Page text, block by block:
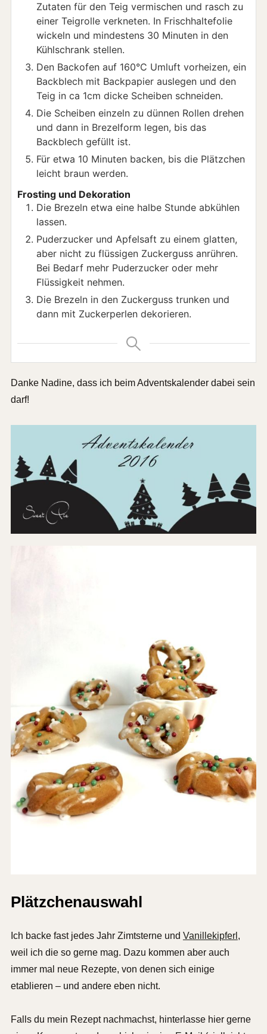
Zutaten für den Teig vermischen und rasch zu
einer Teigrolle verkneten. In Frischhaltefolie
wickeln und mindestens 30 Minuten in den
Kühlschrank stellen.
Den Backofen auf 160°C Umluft vorheizen, ein
Backblech mit Backpapier auslegen und den
Teig in ca 1cm dicke Scheiben schneiden.
Die Scheiben einzeln zu dünnen Rollen drehen
und dann in Brezelform legen, bis das
Backblech gefüllt ist.
Für etwa 10 Minuten backen, bis die Plätzchen
leicht braun werden.
Frosting und Dekoration
Die Brezeln etwa eine halbe Stunde abkühlen
lassen.
Puderzucker und Apfelsaft zu einem glatten,
aber nicht zu flüssigen Zuckerguss anrühren.
Bei Bedarf mehr Puderzucker oder mehr
Flüssigkeit nehmen.
Die Brezeln in den Zuckerguss trunken und
dann mit Zuckerperlen dekorieren.
Danke Nadine, dass ich beim Adventskalender dabei sein
darf!
Plätzchenauswahl
Ich backe fast jedes Jahr Zimtsterne und Vanillekipferl ,
weil ich die so gerne mag. Dazu kommen aber auch
immer mal neue Rezepte, von denen sich einige
etablieren – und andere eben nicht.
Falls du mein Rezept nachmachst, hinterlasse hier gerne